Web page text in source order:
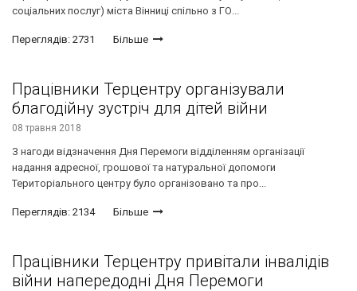
соціальних послуг) міста Вінниці спільно з ГО...
Переглядів: 2731 Більше
Працівники Терцентру організували
благодійну зустріч для дітей війни
08 травня 2018
З нагоди відзначення Дня Перемоги відділенням організації
надання адресної, грошової та натуральної допомоги
Територіального центру було організовано та про...
Переглядів: 2134 Більше
Працівники Терцентру привітали інвалідів
війни напередодні Дня Перемоги